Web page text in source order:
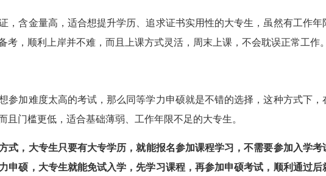
含金量高，适合想提升学历、追求证书实用性的大专生，虽然有工作年
考，顺利上岸并不难，而且上课方式灵活，周末上课，不会耽误正常工作。
加难度太高的考试，那么同等学力申硕就是不错的选择，这种方式下，
且门槛更低，适合基础薄弱、工作年限不足的大专生。
，大专生只要有大专学历，就能报名参加课程学习，不需要参加入学考
申硕，大专生就能免试入学，先学习课程，再参加申硕考试，顺利通过后